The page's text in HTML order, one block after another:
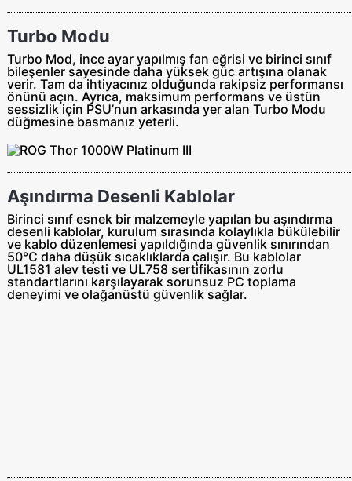
Turbo Modu
Turbo Mod, ince ayar yapılmış fan eğrisi ve birinci sınıf
bileşenler sayesinde daha yüksek güc artışına olanak
verir. Tam da ihtiyacınız olduğunda rakipsiz performansı
önünü açın. Ayrıca, maksimum performans ve üstün
sessizlik için PSU’nun arkasında yer alan Turbo Modu
düğmesine basmanız yeterli.
Aşındırma Desenli Kablolar
Birinci sınıf esnek bir malzemeyle yapılan bu aşındırma
desenli kablolar, kurulum sırasında kolaylıkla bükülebilir
ve kablo düzenlemesi yapıldığında güvenlik sınırından
50°C daha düşük sıcaklıklarda çalışır. Bu kablolar
UL1581 alev testi ve UL758 sertifikasının zorlu
standartlarını karşılayarak sorunsuz PC toplama
deneyimi ve olağanüstü güvenlik sağlar.